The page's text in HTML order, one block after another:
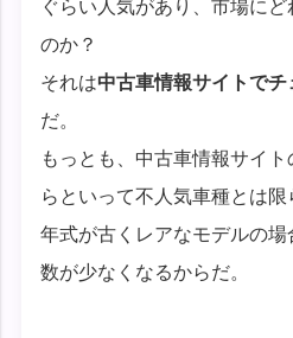
ぐらい人気があり、市場に
のか？
それは中古車情報サイトでチ
だ。
もっとも、中古車情報サイ
らといって不人気車種とは限
年式が古くレアなモデルの
数が少なくなるからだ。